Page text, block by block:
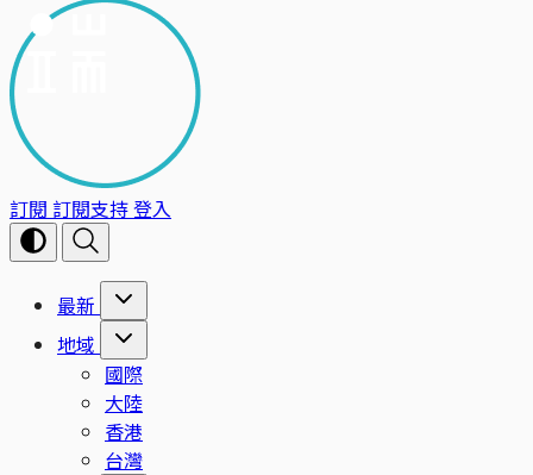
訂閱 訂閱支持登入
最新
地域
國際
大陸
香港
台灣